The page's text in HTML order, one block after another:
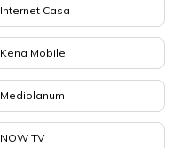
Internet Casa
Kena Mobile
Mediolanum
NOW TV